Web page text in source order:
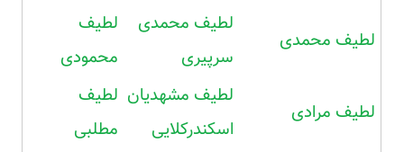
لطیف محمدی
لطیف محمدی
سرپیری
لطیف
محمودی
لطیف مرادی
لطیف مشهدیان
اسکندرکلایی
لطیف
مطلبی